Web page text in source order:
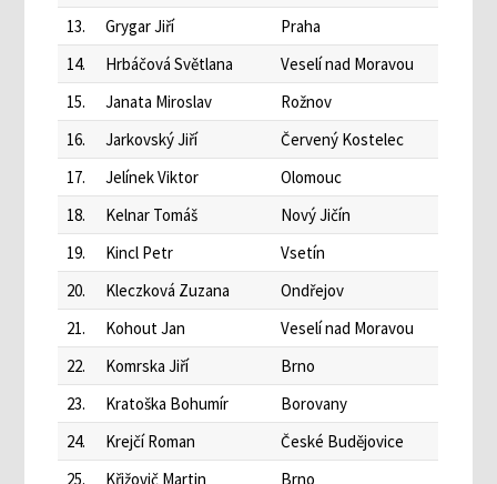
13.
Grygar Jiří
Praha
14.
Hrbáčová Světlana
Veselí nad Moravou
15.
Janata Miroslav
Rožnov
16.
Jarkovský Jiří
Červený Kostelec
17.
Jelínek Viktor
Olomouc
18.
Kelnar Tomáš
Nový Jičín
19.
Kincl Petr
Vsetín
20.
Kleczková Zuzana
Ondřejov
21.
Kohout Jan
Veselí nad Moravou
22.
Komrska Jiří
Brno
23.
Kratoška Bohumír
Borovany
24.
Krejčí Roman
České Budějovice
25.
Křižovič Martin Brno